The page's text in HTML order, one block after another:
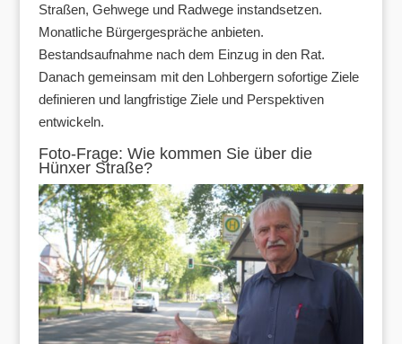
Straßen, Gehwege und Radwege instandsetzen.
Monatliche Bürgergespräche anbieten.
Bestandsaufnahme nach dem Einzug in den Rat.
Danach gemeinsam mit den Lohbergern sofortige Ziele
definieren und langfristige Ziele und Perspektiven
entwickeln.
Foto-Frage: Wie kommen Sie über die
Hünxer Straße?